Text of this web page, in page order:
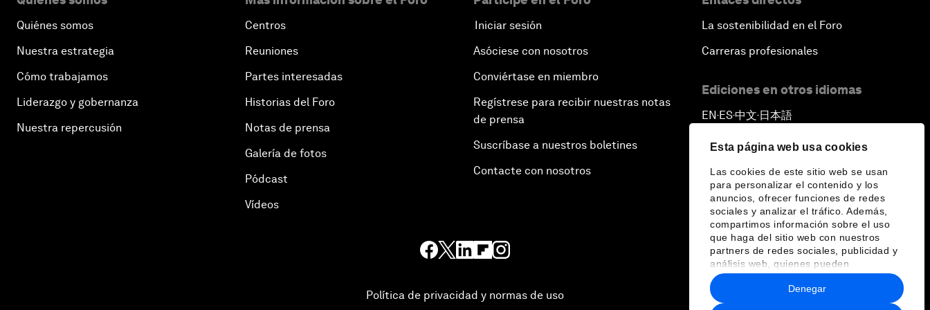
Esta página web usa cookies
Las cookies de este sitio web se usan
para personalizar el contenido y los
anuncios, ofrecer funciones de redes
sociales y analizar el tráfico. Además,
compartimos información sobre el uso
que haga del sitio web con nuestros
partners de redes sociales, publicidad y
análisis web, quienes pueden
combinarla con otra información que les
haya proporcionado o que hayan
recopilado a partir del uso que haya
Denegar
Quiénes somos
Nuestra estrategia
Cómo trabajamos
Liderazgo y gobernanza
Nuestra repercusión
Centros
Reuniones
Partes interesadas
Historias del Foro
Notas de prensa
Galería de fotos
Pódcast
Vídeos
Iniciar sesión
Asóciese con nosotros
Conviértase en miembro
Regístrese para recibir nuestras notas
de prensa
Suscríbase a nuestros boletines
Contacte con nosotros
La sostenibilidad en el Foro
Carreras profesionales
Ediciones en otros idiomas
EN ▪ ES▪中文▪ 日本語
Política de privacidad y normas de uso